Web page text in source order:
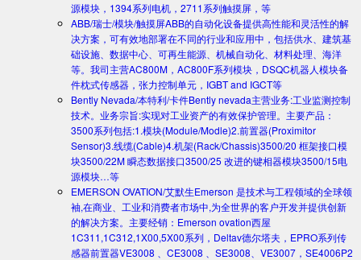
源模块，1394系列电机，2711系列触摸屏，等
ABB/瑞士/模块/触摸屏ABB的自动化设备提供高性能和灵活性的解
决方案，可有效地部署在不同的行业和应用中，包括供水、建筑基
础设施、数据中心、可再生能源、机械自动化、材料处理、海洋
等。我司主营AC800M，AC800F系列模块，DSQC机器人模块备
件枕式传感器，张力控制单元，IGBT and IGCT等
Bently Nevada/本特利/卡件Bently nevada主营业务:工业监测控制
技术。业务宗旨:实现对工业资产的有效保护管理。主要产品：
3500系列包括:1.模块(Module/Modle)2.前置器(Proximitor
Sensor)3.线缆(Cable)4.机架(Rack/Chassis)3500/20 框架接口模
块3500/22M 瞬态数据接口3500/25 改进的键相器模块3500/15电
源模块…等
EMERSON OVATION/艾默生Emerson 是技术与工程领域的全球领
袖,在商业、工业和消费者市场中,为全世界的客户开发并提供创新
的解决方案。主要经销：Emerson ovation西屋
1C311,1C312,1X00,5X00系列，Deltav德尔塔夫，EPRO系列传
感器前置器VE3008 、CE3008 、SE3008、VE3007，SE4006P2